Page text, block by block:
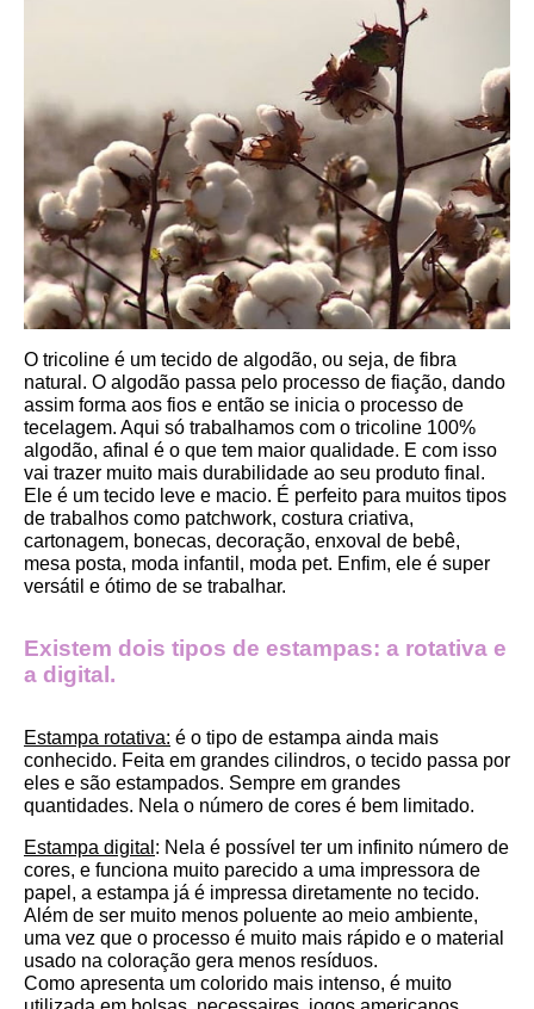
O tricoline é um tecido de algodão, ou seja, de fibra
natural. O algodão passa pelo processo de fiação, dando
assim forma aos fios e então se inicia o processo de
tecelagem. Aqui só trabalhamos com o tricoline 100%
algodão, afinal é o que tem maior qualidade. E com isso
vai trazer muito mais durabilidade ao seu produto final.
Ele é um tecido leve e macio. É perfeito para muitos tipos
de trabalhos como patchwork, costura criativa,
cartonagem, bonecas, decoração, enxoval de bebê,
mesa posta, moda infantil, moda pet. Enfim, ele é super
versátil e ótimo de se trabalhar.
Existem dois tipos de estampas: a rotativa e
a digital.
Estampa rotativa: é o tipo de estampa ainda mais
conhecido. Feita em grandes cilindros, o tecido passa por
eles e são estampados. Sempre em grandes
quantidades. Nela o número de cores é bem limitado.
Estampa digital : Nela é possível ter um infinito número de
cores, e funciona muito parecido a uma impressora de
papel, a estampa já é impressa diretamente no tecido.
Além de ser muito menos poluente ao meio ambiente,
uma vez que o processo é muito mais rápido e o material
usado na coloração gera menos resíduos.
Como apresenta um colorido mais intenso, é muito